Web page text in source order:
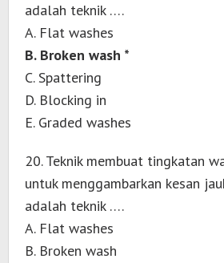
adalah teknik ….
A. Flat washes
B. Broken wash *
C. Spattering
D. Blocking in
E. Graded washes
20. Teknik membuat tingkatan
untuk menggambarkan kesan
adalah teknik ….
A. Flat washes
B. Broken wash